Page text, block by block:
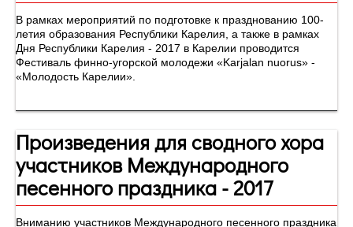
В рамках мероприятий по подготовке к празднованию 100-
летия образования Республики Карелия, а также в рамках
Дня Республики Карелия - 2017 в Карелии проводится
Фестиваль финно-угорской молодежи «Karjalan nuorus» -
«Молодость Карелии».
Произведения для сводного хора
участников Международного
песенного праздника - 2017
Вниманию участников Международного песенного праздника